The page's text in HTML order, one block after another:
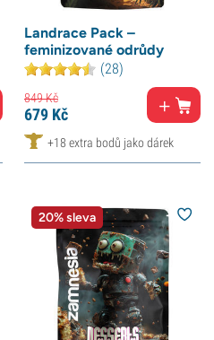
Landrace Pack –
feminizované odrůdy
(28)
849Kč
679 Kč
+18 extra bodů jako dárek
20% sleva